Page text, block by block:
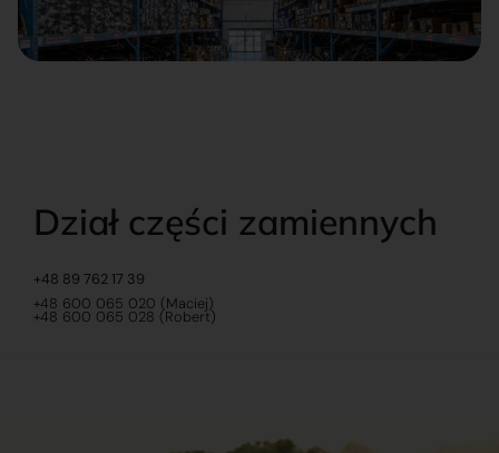
Dział części zamiennych
+48 89 762 17 39
+48 600 065 020 (Maciej)
+48 600 065 028 (Robert)